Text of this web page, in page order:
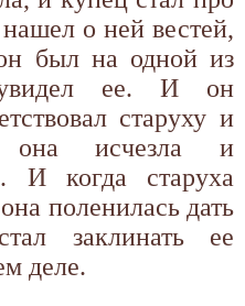
о ней вестей,
был на одной из
ее. И он
старуху и
она исчезла и
И когда старуха
поленилась дать
заклинать ее
деле.